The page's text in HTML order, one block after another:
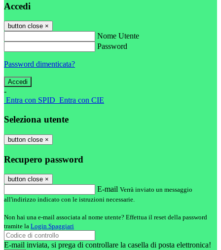
Accedi
button close ×
Nome Utente
Password
Password dimenticata?
-
Entra con SPID Entra con CIE
Seleziona utente
button close ×
Recupero password
button close ×
E-mail Verrà inviato un messaggio
all'indirizzo indicato con le istruzioni necessarie.
Non hai una e-mail associata al nome utente? Effettua il reset della password
tramite la Login Spaggiari
E-mail inviata, si prega di controllare la casella di posta elettronica!